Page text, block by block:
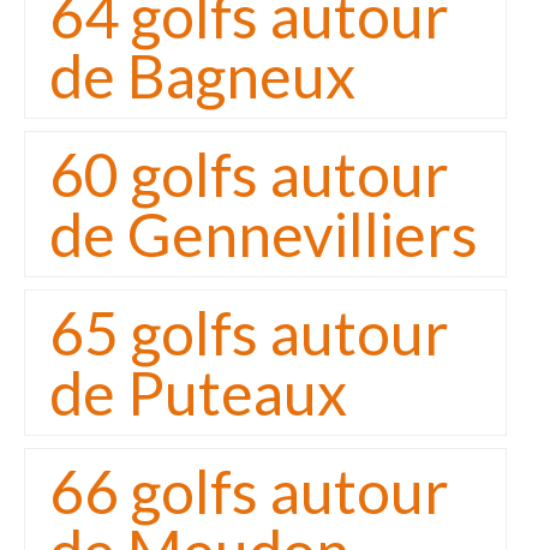
64 golfs autour
de Bagneux
60 golfs autour
de Gennevilliers
65 golfs autour
de Puteaux
66 golfs autour